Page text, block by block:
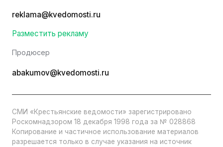
reklama@kvedomosti.ru
Разместить рекламу
Продюсер
abakumov@kvedomosti.ru
СМИ «Крестьянские ведомости» зарегистрировано
Роскомнадзором 18 декабря 1998 года за № 028868
Копирование и частичное использование материалов
разрешается только в случае указания на источник